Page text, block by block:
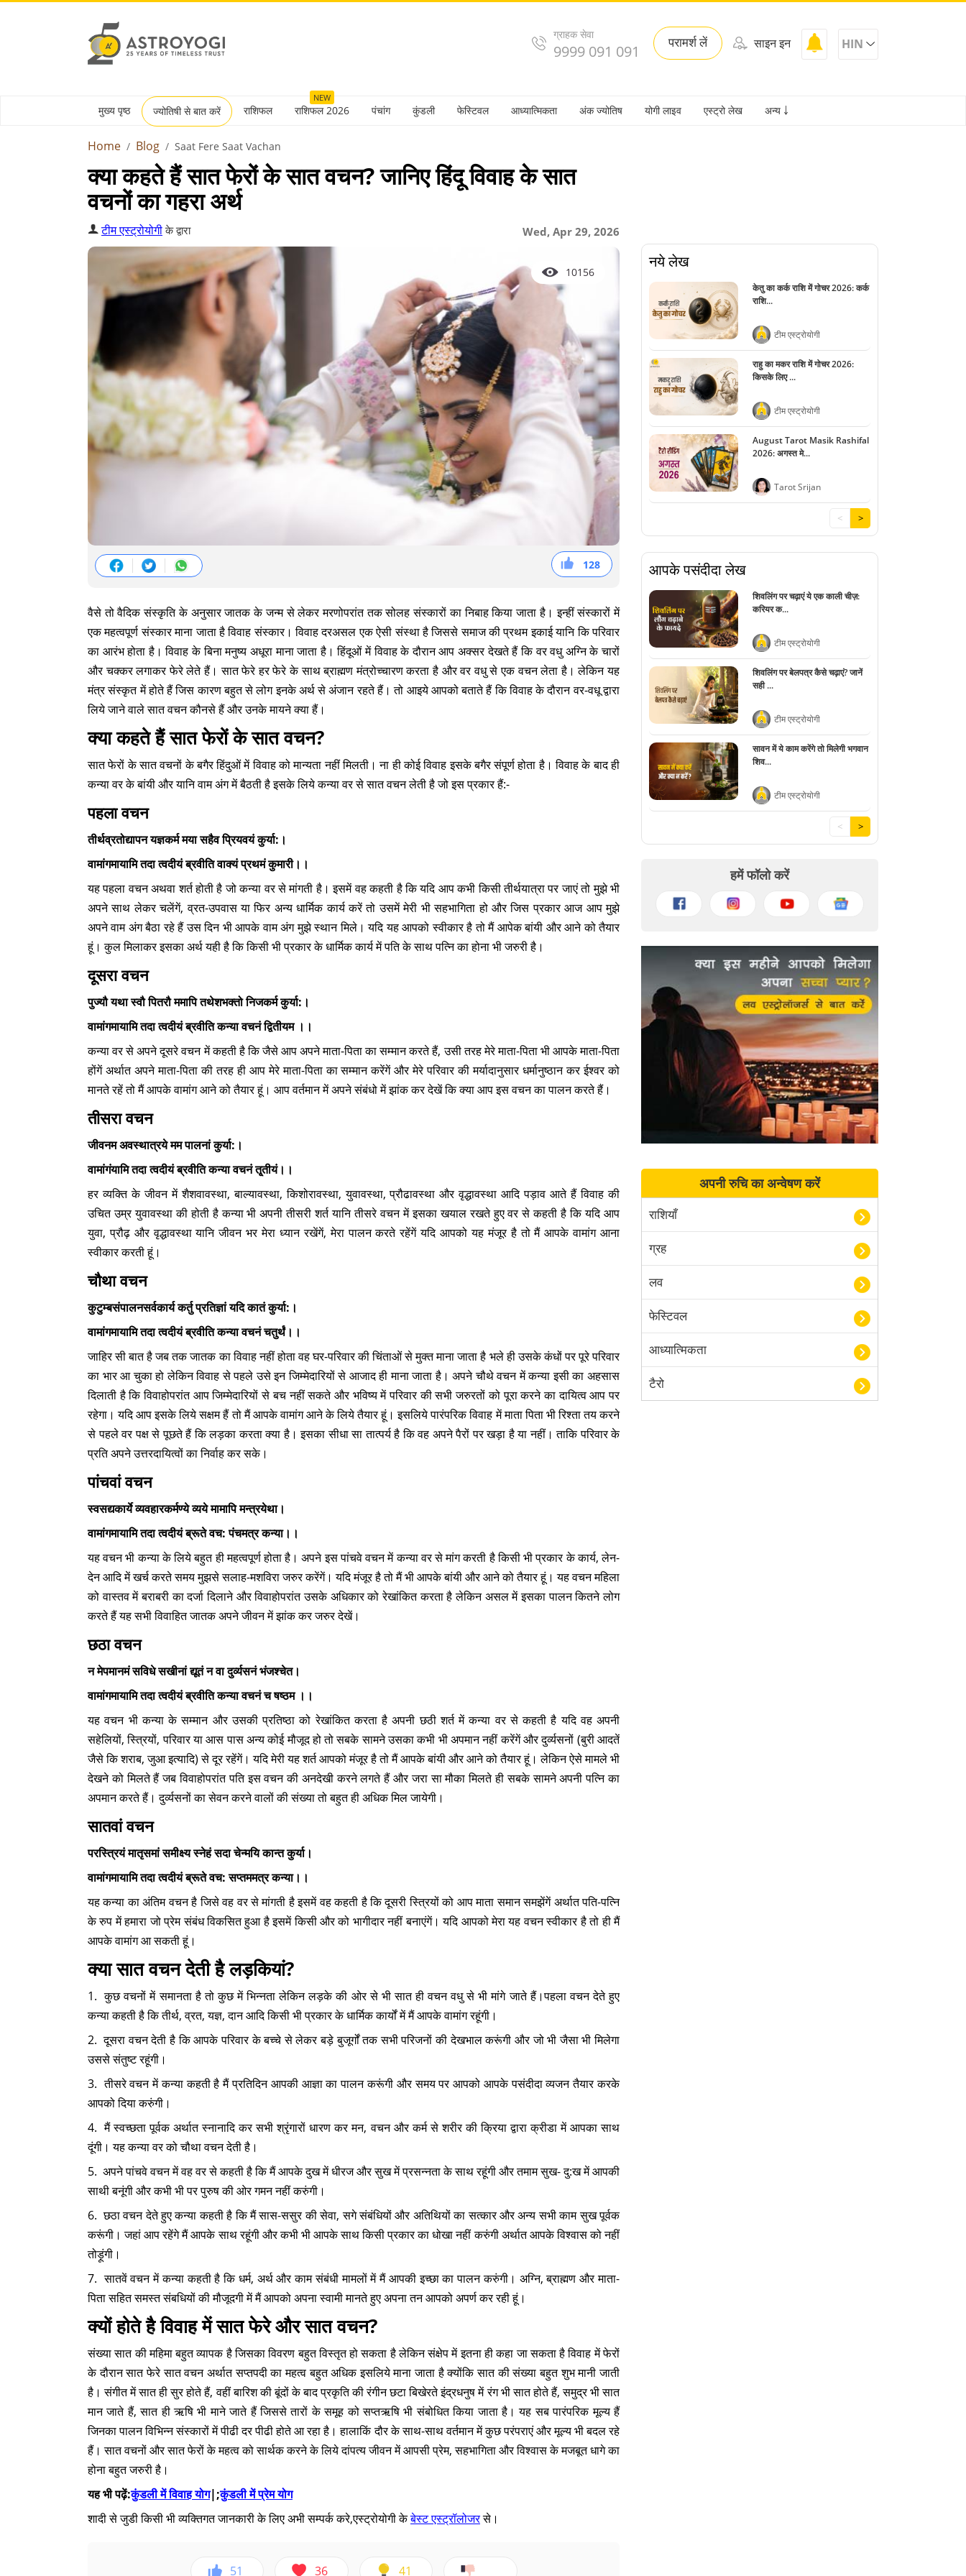
ग्राहक सेवा
9999 091 091 परामर्श लें साइन इन HIN
मुख्य पृष्ठ ज्योतिषी से बात करें राशिफल
NEW
राशिफल 2026 पंचांग कुंडली फेस्टिवल आध्यात्मिकता अंक ज्योतिष योगी लाइव एस्ट्रो लेख अन्य ￬
Home Blog Saat Fere Saat Vachan
क्या कहते हैं सात फेरों के सात वचन? जानिए हिंदू विवाह के सात
वचनों का गहरा अर्थ
Wed, Apr 29, 2026
टीम एस्ट्रोयोगीके द्वारा
10156
128
51
36
41
वैसे तो वैदिक संस्कृति के अनुसार जातक के जन्म से लेकर मरणोपरांत तक सोलह संस्कारों का निबाह किया जाता है। इन्हीं संस्कारों में
एक महत्वपूर्ण संस्कार माना जाता है विवाह संस्कार। विवाह दरअसल एक ऐसी संस्था है जिससे समाज की प्रथम इकाई यानि कि परिवार
का आरंभ होता है। विवाह के बिना मनुष्य अधूरा माना जाता है। हिंदूओं में विवाह के दौरान आप अक्सर देखते हैं कि वर वधु अग्नि के चारों
और चक्कर लगाकर फेरे लेते हैं। सात फेरे हर फेरे के साथ ब्राह्मण मंत्रोच्चारण करता है और वर वधु से एक वचन लेता है। लेकिन यह
मंत्र संस्कृत में होते हैं जिस कारण बहुत से लोग इनके अर्थ से अंजान रहते हैं। तो आइये आपको बताते हैं कि विवाह के दौरान वर-वधू द्वारा
लिये जाने वाले सात वचन कौनसे हैं और उनके मायने क्या हैं।
क्या कहते हैं सात फेरों के सात वचन?
सात फेरों के सात वचनों के बगैर हिंदुओं में विवाह को मान्यता नहीं मिलती। ना ही कोई विवाह इसके बगैर संपूर्ण होता है। विवाह के बाद ही
कन्या वर के बांयी और यानि वाम अंग में बैठती है इसके लिये कन्या वर से सात वचन लेती है जो इस प्रकार हैं:-
पहला वचन
तीर्थव्रतोद्यापन यज्ञकर्म मया सहैव प्रियवयं कुर्या:।
वामांगमायामि तदा त्वदीयं ब्रवीति वाक्यं प्रथमं कुमारी।।
यह पहला वचन अथवा शर्त होती है जो कन्या वर से मांगती है। इसमें वह कहती है कि यदि आप कभी किसी तीर्थयात्रा पर जाएं तो मुझे भी
अपने साथ लेकर चलेंगें, व्रत-उपवास या फिर अन्य धार्मिक कार्य करें तो उसमें मेरी भी सहभागिता हो और जिस प्रकार आज आप मुझे
अपने वाम अंग बैठा रहे हैं उस दिन भी आपके वाम अंग मुझे स्थान मिले। यदि यह आपको स्वीकार है तो मैं आपेक बांयी और आने को तैयार
हूं। कुल मिलाकर इसका अर्थ यही है कि किसी भी प्रकार के धार्मिक कार्य में पति के साथ पत्नि का होना भी जरुरी है।
दूसरा वचन
पुज्यौ यथा स्वौ पितरौ ममापि तथेशभक्तो निजकर्म कुर्या:।
वामांगमायामि तदा त्वदीयं ब्रवीति कन्या वचनं द्वितीयम ।।
कन्या वर से अपने दूसरे वचन में कहती है कि जैसे आप अपने माता-पिता का सम्मान करते हैं, उसी तरह मेरे माता-पिता भी आपके माता-पिता
होंगें अर्थात अपने माता-पिता की तरह ही आप मेरे माता-पिता का सम्मान करेंगें और मेरे परिवार की मर्यादानुसार धर्मानुष्ठान कर ईश्वर को
मानते रहें तो मैं आपके वामांग आने को तैयार हूं। आप वर्तमान में अपने संबंधो में झांक कर देखें कि क्या आप इस वचन का पालन करते हैं।
तीसरा वचन
जीवनम अवस्थात्रये मम पालनां कुर्या:।
वामांगंयामि तदा त्वदीयं ब्रवीति कन्या वचनं तृ्तीयं।।
हर व्यक्ति के जीवन में शैशवावस्था, बाल्यावस्था, किशोरावस्था, युवावस्था, प्रौढावस्था और वृद्धावस्था आदि पड़ाव आते हैं विवाह की
उचित उम्र युवावस्था की होती है कन्या भी अपनी तीसरी शर्त यानि तीसरे वचन में इसका खयाल रखते हुए वर से कहती है कि यदि आप
युवा, प्रौढ़ और वृद्धावस्था यानि जीवन भर मेरा ध्यान रखेंगें, मेरा पालन करते रहेंगें यदि आपको यह मंजूर है तो मैं आपके वामांग आना
स्वीकार करती हूं।
चौथा वचन
कुटुम्बसंपालनसर्वकार्य कर्तु प्रतिज्ञां यदि कातं कुर्या:।
वामांगमायामि तदा त्वदीयं ब्रवीति कन्या वचनं चतुर्थं।।
जाहिर सी बात है जब तक जातक का विवाह नहीं होता वह घर-परिवार की चिंताओं से मुक्त माना जाता है भले ही उसके कंधों पर पूरे परिवार
का भार आ चुका हो लेकिन विवाह से पहले उसे इन जिम्मेदारियों से आजाद ही माना जाता है। अपने चौथे वचन में कन्या इसी का अहसास
दिलाती है कि विवाहोपरांत आप जिम्मेदारियों से बच नहीं सकते और भविष्य में परिवार की सभी जरुरतों को पूरा करने का दायित्व आप पर
रहेगा। यदि आप इसके लिये सक्षम हैं तो मैं आपके वामांग आने के लिये तैयार हूं। इसलिये पारंपरिक विवाह में माता पिता भी रिश्ता तय करने
से पहले वर पक्ष से पूछते हैं कि लड़का करता क्या है। इसका सीधा सा तात्पर्य है कि वह अपने पैरों पर खड़ा है या नहीं। ताकि परिवार के
प्रति अपने उत्तरदायित्वों का निर्वाह कर सके।
पांचवां वचन
स्वसद्यकार्ये व्यवहारकर्मण्ये व्यये मामापि मन्त्रयेथा।
वामांगमायामि तदा त्वदीयं ब्रूते वच: पंचमत्र कन्या।।
यह वचन भी कन्या के लिये बहुत ही महत्वपूर्ण होता है। अपने इस पांचवे वचन में कन्या वर से मांग करती है किसी भी प्रकार के कार्य, लेन-
देन आदि में खर्च करते समय मुझसे सलाह-मशविरा जरुर करेंगें। यदि मंजूर है तो मैं भी आपके बांयी और आने को तैयार हूं। यह वचन महिला
को वास्तव में बराबरी का दर्जा दिलाने और विवाहोपरांत उसके अधिकार को रेखांकित करता है लेकिन असल में इसका पालन कितने लोग
करते हैं यह सभी विवाहित जातक अपने जीवन में झांक कर जरुर देखें।
छठा वचन
न मेपमानमं सविधे सखीनां द्यूतं न वा दुर्व्यसनं भंजश्चेत।
वामांगमायामि तदा त्वदीयं ब्रवीति कन्या वचनं च षष्ठम ।।
यह वचन भी कन्या के सम्मान और उसकी प्रतिष्ठा को रेखांकित करता है अपनी छठी शर्त में कन्या वर से कहती है यदि वह अपनी
सहेलियों, स्त्रियों, परिवार या आस पास अन्य कोई मौजूद हो तो सबके सामने उसका कभी भी अपमान नहीं करेंगें और दुर्व्यसनों (बुरी आदतें
जैसे कि शराब, जुआ इत्यादि) से दूर रहेंगें। यदि मेरी यह शर्त आपको मंजूर है तो मैं आपके बांयी और आने को तैयार हूं। लेकिन ऐसे मामले भी
देखने को मिलते हैं जब विवाहोपरांत पति इस वचन की अनदेखी करने लगते हैं और जरा सा मौका मिलते ही सबके सामने अपनी पत्नि का
अपमान करते हैं। दुर्व्यसनों का सेवन करने वालों की संख्या तो बहुत ही अधिक मिल जायेगी।
सातवां वचन
परस्त्रियं मातृसमां समीक्ष्य स्नेहं सदा चेन्मयि कान्त कुर्या।
वामांगमायामि तदा त्वदीयं ब्रूते वच: सप्तममत्र कन्या।।
यह कन्या का अंतिम वचन है जिसे वह वर से मांगती है इसमें वह कहती है कि दूसरी स्त्रियों को आप माता समान समझेंगें अर्थात पति-पत्नि
के रुप में हमारा जो प्रेम संबंध विकसित हुआ है इसमें किसी और को भागीदार नहीं बनाएंगें। यदि आपको मेरा यह वचन स्वीकार है तो ही मैं
आपके वामांग आ सकती हूं।
क्या सात वचन देती है लड़कियां?
1. कुछ वचनों में समानता है तो कुछ में भिन्नता लेकिन लड़के की ओर से भी सात ही वचन वधु से भी मांगे जाते हैं।पहला वचन देते हुए
कन्या कहती है कि तीर्थ, व्रत, यज्ञ, दान आदि किसी भी प्रकार के धार्मिक कार्यों में मैं आपके वामांग रहूंगी।
2. दूसरा वचन देती है कि आपके परिवार के बच्चे से लेकर बड़े बुजूर्गों तक सभी परिजनों की देखभाल करूंगी और जो भी जैसा भी मिलेगा
उससे संतुष्ट रहूंगी।
3. तीसरे वचन में कन्या कहती है मैं प्रतिदिन आपकी आज्ञा का पालन करूंगी और समय पर आपको आपके पसंदीदा व्यजन तैयार करके
आपको दिया करुंगी।
4. मैं स्वच्छता पूर्वक अर्थात स्नानादि कर सभी श्रृंगारों धारण कर मन, वचन और कर्म से शरीर की क्रिया द्वारा क्रीडा में आपका साथ
दूंगी। यह कन्या वर को चौथा वचन देती है।
5. अपने पांचवे वचन में वह वर से कहती है कि मैं आपके दुख में धीरज और सुख में प्रसन्नता के साथ रहूंगी और तमाम सुख- दु:ख में आपकी
साथी बनूंगी और कभी भी पर पुरुष की ओर गमन नहीं करुंगी।
6. छठा वचन देते हुए कन्या कहती है कि मैं सास-ससुर की सेवा, सगे संबंधियों और अतिथियों का सत्कार और अन्य सभी काम सुख पूर्वक
करूंगी। जहां आप रहेंगे मैं आपके साथ रहूंगी और कभी भी आपके साथ किसी प्रकार का धोखा नहीं करुंगी अर्थात आपके विश्वास को नहीं
तोड़ूंगी।
7. सातवें वचन में कन्या कहती है कि धर्म, अर्थ और काम संबंधी मामलों में मैं आपकी इच्छा का पालन करुंगी। अग्नि, ब्राह्मण और माता-
पिता सहित समस्त संबधियों की मौजूदगी में मैं आपको अपना स्वामी मानते हुए अपना तन आपको अपर्ण कर रही हूं।
क्यों होते है विवाह में सात फेरे और सात वचन?
संख्या सात की महिमा बहुत व्यापक है जिसका विवरण बहुत विस्तृत हो सकता है लेकिन संक्षेप में इतना ही कहा जा सकता है विवाह में फेरों
के दौरान सात फेरे सात वचन अर्थात सप्तपदी का महत्व बहुत अधिक इसलिये माना जाता है क्योंकि सात की संख्या बहुत शुभ मानी जाती
है। संगीत में सात ही सुर होते हैं, वहीं बारिश की बूंदों के बाद प्रकृति की रंगीन छटा बिखेरते इंद्रधनुष में रंग भी सात होते हैं, समुद्र भी सात
मान जाते हैं, सात ही ऋषि भी माने जाते हैं जिससे तारों के समूह को सप्तऋषि भी संबोधित किया जाता है। यह सब पारंपरिक मूल्य हैं
जिनका पालन विभिन्न संस्कारों में पीढी दर पीढी होते आ रहा है। हालाकिं दौर के साथ-साथ वर्तमान में कुछ परंपराएं और मूल्य भी बदल रहे
हैं। सात वचनों और सात फेरों के महत्व को सार्थक करने के लिये दांपत्य जीवन में आपसी प्रेम, सहभागिता और विश्वास के मजबूत धागे का
होना बहुत जरुरी है।
यह भी पढ़ें:कुंडली में विवाह योग|;कुंडली में प्रेम योग
शादी से जुडी किसी भी व्यक्तिगत जानकारी के लिए अभी सम्पर्क करे,एस्ट्रोयोगी केबेस्ट एस्ट्रॉलोजरसे।
51 36 41
नये लेख
केतु का कर्क राशि में गोचर 2026: कर्क
राशि...
टीम एस्ट्रोयोगी
राहु का मकर राशि में गोचर 2026:
किसके लिए ...
टीम एस्ट्रोयोगी
August Tarot Masik Rashifal
2026: अगस्त मे...
Tarot Srijan
< >
आपके पसंदीदा लेख
शिवलिंग पर चढ़ाएं ये एक काली चीज़:
करियर क...
टीम एस्ट्रोयोगी
शिवलिंग पर बेलपत्र कैसे चढ़ाएं? जानें
सही ...
टीम एस्ट्रोयोगी
सावन में ये काम करेंगे तो मिलेगी भगवान
शिव...
टीम एस्ट्रोयोगी
< >
हमें फॉलो करें
अपनी रुचि का अन्वेषण करें
राशियाँ
ग्रह
लव
फेस्टिवल
आध्यात्मिकता
टैरो